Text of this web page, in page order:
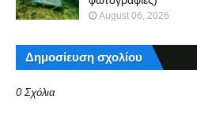
August 06, 2026
Δημοσίευση σχολίου
0 Σχόλια